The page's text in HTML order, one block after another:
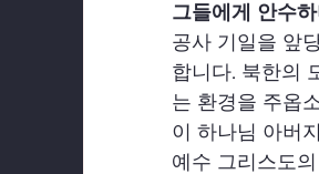
그들에게 안수
공사 기일을 앞
합니다. 북한의
는 환경을 주옵
이 하나님 아버
예수 그리스도